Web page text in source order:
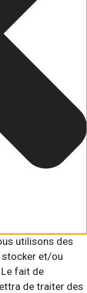
utilisons des
stocker et/ou
fait de
de traiter des